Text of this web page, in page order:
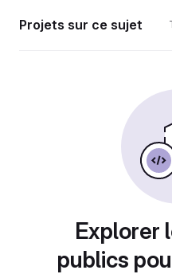
Projets sur ce sujet
Explorer
publics